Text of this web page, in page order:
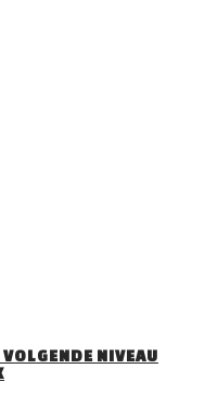
VOLGENDE NIVEAU